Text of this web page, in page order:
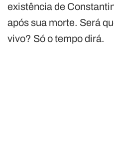
existência de
após sua morte. Será
vivo? Só o tempo dirá.